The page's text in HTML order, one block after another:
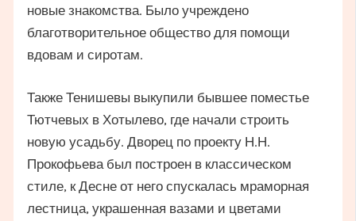
новые знакомства. Было учреждено
благотворительное общество для помощи
вдовам и сиротам.
Также Тенишевы выкупили бывшее поместье
Тютчевых в Хотылево, где начали строить
новую усадьбу. Дворец по проекту Н.Н.
Прокофьева был построен в классическом
стиле, к Десне от него спускалась мраморная
лестница, украшенная вазами и цветами